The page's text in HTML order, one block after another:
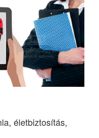
életbiztosítás,